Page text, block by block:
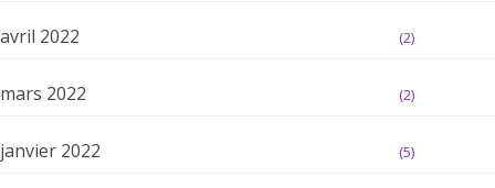
avril 2022 (2)
mars 2022 (2)
janvier 2022 (5)